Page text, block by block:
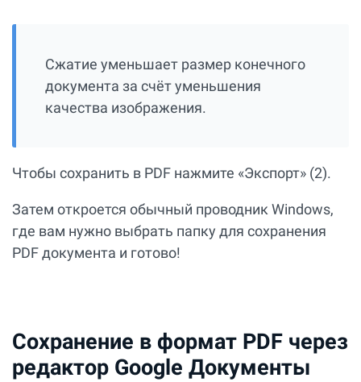
Сжатие уменьшает размер конечного
документа за счёт уменьшения
качества изображения.
Чтобы сохранить в PDF нажмите «Экспорт» (2).
Затем откроется обычный проводник Windows,
где вам нужно выбрать папку для сохранения
PDF документа и готово!
Сохранение в формат PDF через
редактор Google Документы